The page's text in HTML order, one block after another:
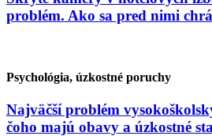
problém. Ako sa pred nimi
Psychológia, úzkostné poruchy
Najväčší problém
čoho majú obavy a úzkostné